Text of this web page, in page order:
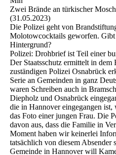
Zwei Brände an türkischer
(31.05.2023)
Die Polizei geht von
Molotowcocktails geworfen. Gibt
Hintergrund?
Polizei: Drohbrief ist Teil einer
Der Staatsschutz ermittelt in dem
zuständigen Polizei Osnabrück
Serie an Gemeinden in ganz
waren Schreiben auch in
Diepholz und Osnabrück
die in Hannover eingegangen ist,
das Foto einer jungen Frau. Die
davon aus, dass die Familie in
Moment haben wir keinerlei
tatsächlich von diesem Absender
Gemeinde in Hannover will